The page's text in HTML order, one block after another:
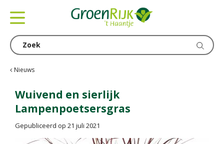
Nieuws
Wuivend en sierlijk
Lampenpoetsersgras
Gepubliceerd op 21 juli 2021